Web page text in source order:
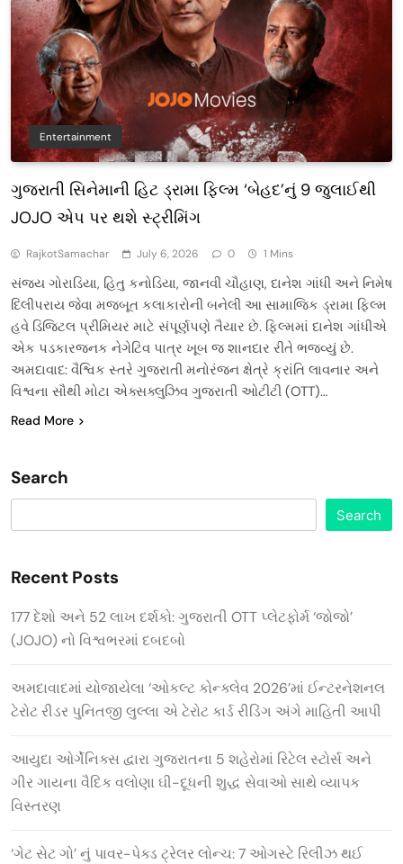
Entertainment
ગુજરાતી સિનેમાની હિટ ડ્રામા ફિલ્મ ‘બેહદ’નું 9 જુલાઈથી
JOJO એપ પર થશે સ્ટ્રીમિંગ
RajkotSamachar July 6, 2026 0 1 Mins
સંજય ગોરાડિયા, હિતુ કનોડિયા, જાનવી ચૌહાણ, દાનેશ ગાંધી અને નિમેષ
દિલીપરાય જેવા મજબૂત કલાકારોની બનેલી આ સામાજિક ડ્રામા ફિલ્મ
હવે ડિજિટલ પ્રીમિયર માટે સંપૂર્ણપણે તૈયાર છે. ફિલ્મમાં દાનેશ ગાંધીએ
એક પડકારજનક નેગેટિવ પાત્ર ખૂબ જ શાનદાર રીતે ભજવ્યું છે.
અમદાવાદ: વૈશ્વિક સ્તરે ગુજરાતી મનોરંજન ક્ષેત્રે ક્રાંતિ લાવનાર અને
વિશ્વના સૌથી મોટા એક્સક્લુઝિવ ગુજરાતી ઓટીટી (OTT)…
Read More
Search
Search
Recent Posts
177 દેશો અને 52 લાખ દર્શકો: ગુજરાતી OTT પ્લેટફોર્મ ‘જોજો’
(JOJO) નો વિશ્વભરમાં દબદબો
અમદાવાદમાં યોજાયેલા ‘ઓકલ્ટ કોન્ક્લેવ 2026’માં ઈન્ટરનેશનલ
ટેરોટ રીડર પુનિતજી લુલ્લા એ ટેરોટ કાર્ડ રીડિંગ અંગે માહિતી આપી
આયુદા ઓર્ગેનિક્સ દ્વારા ગુજરાતના 5 શહેરોમાં રિટેલ સ્ટોર્સ અને
ગીર ગાયના વૈદિક વલોણા ઘી-દૂધની શુદ્ધ સેવાઓ સાથે વ્યાપક
વિસ્તરણ
‘ગેટ સેટ ગો’ નું પાવર-પેક્ડ ટ્રેલર લોન્ચ: 7 ઓગસ્ટે રિલીઝ થઈ